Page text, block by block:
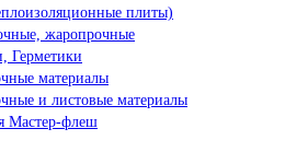
плиты)
жаропрочные
Герметики
материалы
и листовые материалы
Мастер-флеш